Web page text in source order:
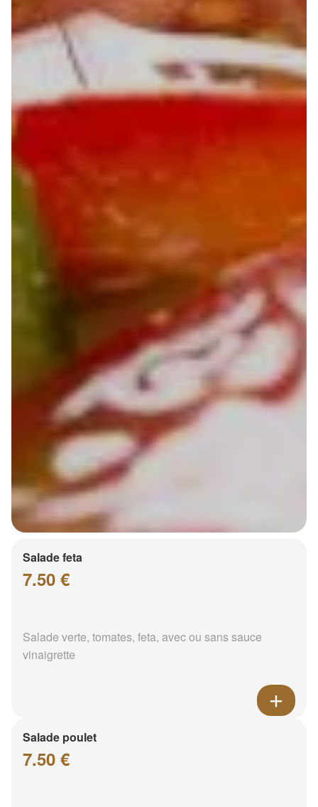
Salade feta
7.50 €
Salade verte, tomates, feta, avec ou sans sauce
vinaigrette
Salade poulet
7.50 €